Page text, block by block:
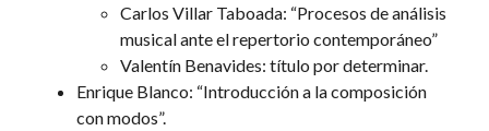
Carlos Villar Taboada: “Procesos de análisis
musical ante el repertorio contemporáneo”
Valentín Benavides: título por determinar.
Enrique Blanco: “Introducción a la composición
con modos”.